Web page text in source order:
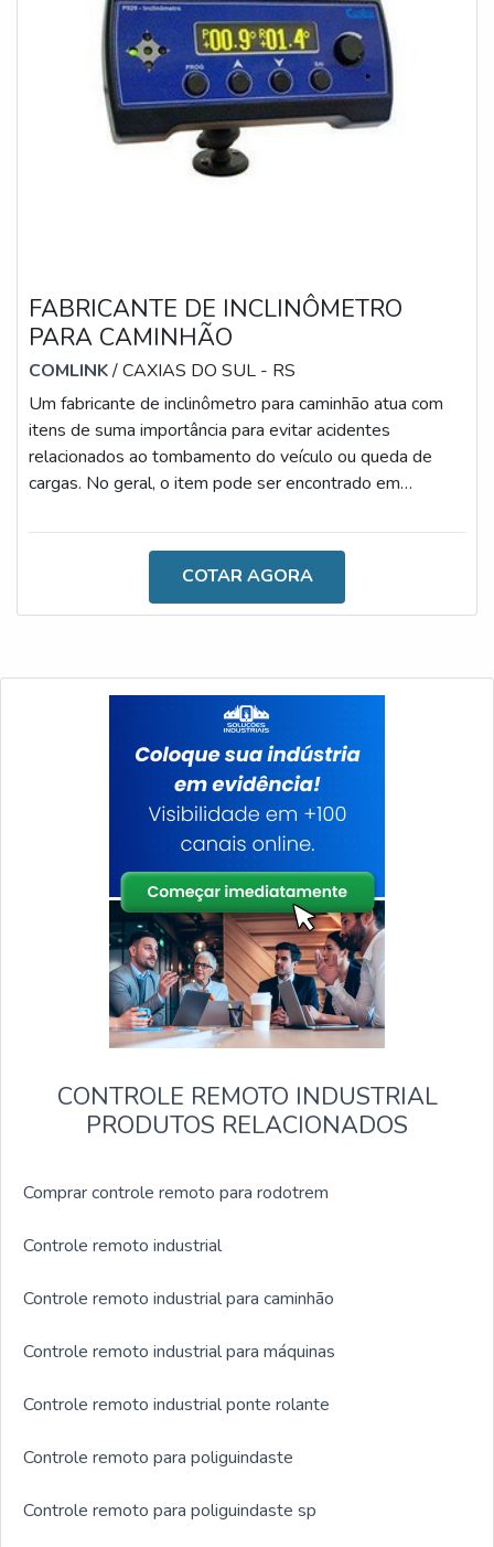
FABRICANTE DE INCLINÔMETRO
PARA CAMINHÃO
COMLINK/ CAXIAS DO SUL - RS
Um fabricante de inclinômetro para caminhão atua com
itens de suma importância para evitar acidentes
relacionados ao tombamento do veículo ou queda de
cargas. No geral, o item pode ser encontrado em
semirreboque: reduz o risco de tombamento e danos ao
inclinação, bloqueia a subida de caixa caso seja um
processo inseguro e possui alarmes visuais e sonoros ao
COTAR AGORA
CONTROLE REMOTO INDUSTRIAL
PRODUTOS RELACIONADOS
Comprar controle remoto para rodotrem
Controle remoto industrial
Controle remoto industrial para caminhão
Controle remoto industrial para máquinas
Controle remoto industrial ponte rolante
Controle remoto para poliguindaste
Controle remoto para poliguindaste sp